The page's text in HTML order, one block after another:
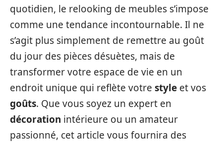
quotidien, le relooking de meubles s’impose
comme une tendance incontournable. Il ne
s’agit plus simplement de remettre au goût
du jour des pièces désuètes, mais de
transformer votre espace de vie en un
endroit unique qui reflète votre style et vos
goûts. Que vous soyez un expert en
décoration intérieure ou un amateur
passionné, cet article vous fournira des